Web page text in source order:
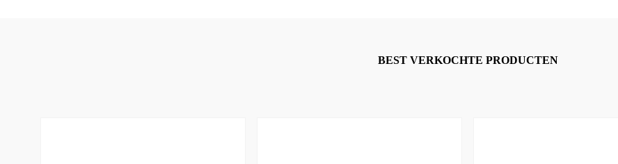
BEST VERKOCHTE PRODUCTEN